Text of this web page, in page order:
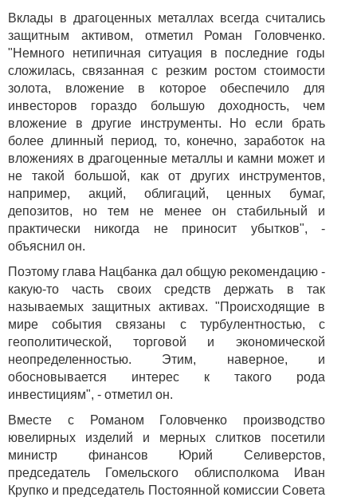
Вклады в драгоценных металлах всегда считались
защитным активом, отметил Роман Головченко.
"Немного нетипичная ситуация в последние годы
сложилась, связанная с резким ростом стоимости
золота, вложение в которое обеспечило для
инвесторов гораздо большую доходность, чем
вложение в другие инструменты. Но если брать
более длинный период, то, конечно, заработок на
вложениях в драгоценные металлы и камни может и
не такой большой, как от других инструментов,
например, акций, облигаций, ценных бумаг,
депозитов, но тем не менее он стабильный и
практически никогда не приносит убытков", -
объяснил он.
Поэтому глава Нацбанка дал общую рекомендацию -
какую-то часть своих средств держать в так
называемых защитных активах. "Происходящие в
мире события связаны с турбулентностью, с
геополитической, торговой и экономической
неопределенностью. Этим, наверное, и
обосновывается интерес к такого рода
инвестициям", - отметил он.
Вместе с Романом Головченко производство
ювелирных изделий и мерных слитков посетили
министр финансов Юрий Селиверстов,
председатель Гомельского облисполкома Иван
Крупко и председатель Постоянной комиссии Совета